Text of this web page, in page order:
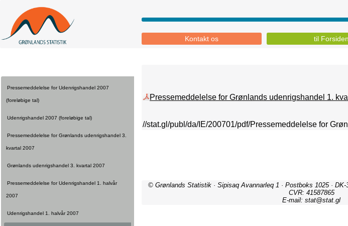
Kontakt os til Forsiden
Pressemeddelelse for Udenrigshandel 2007
(foreløbige tal)
Udenrigshandel 2007 (foreløbige tal)
Pressemeddelelse for Grønlands udenrigshandel 3.
kvartal 2007
Grønlands udenrigshandel 3. kvartal 2007
Pressemeddelelse for Udenrigshandel 1. halvår
2007
Udenrigshandel 1. halvår 2007
Pressemeddelelse for Grønlands udenrigshandel 1.
//stat.gl/publ/da/IE/200701/pdf/Pressemeddelelse for
© Grønlands Statistik · Sipisaq Avannarleq 1 · Postboks 1025 · DK-
CVR: 41587865
E-mail: stat@stat.gl